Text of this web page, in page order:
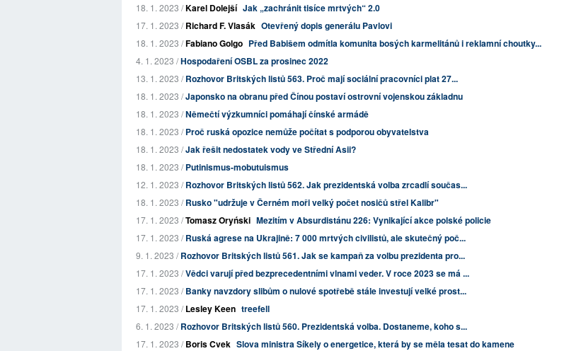
18. 1. 2023 /Karel Dolejší Jak „zachránit tisíce mrtvých“ 2.0
17. 1. 2023 /Richard F. Vlasák Otevřený dopis generálu Pavlovi
18. 1. 2023 /Fabiano Golgo Před Babišem odmítla komunita bosých karmelitánů i reklamní choutky...
4. 1. 2023 /Hospodaření OSBL za prosinec 2022
13. 1. 2023 /Rozhovor Britských listů 563. Proč mají sociální pracovníci plat 27...
18. 1. 2023 /Japonsko na obranu před Čínou postaví ostrovní vojenskou základnu
18. 1. 2023 /Němečtí výzkumníci pomáhají čínské armádě
18. 1. 2023 /Proč ruská opozice nemůže počítat s podporou obyvatelstva
18. 1. 2023 /Jak řešit nedostatek vody ve Střední Asii?
18. 1. 2023 /Putinismus-mobutuismus
12. 1. 2023 /Rozhovor Britských listů 562. Jak prezidentská volba zrcadlí součas...
18. 1. 2023 /Rusko "udržuje v Černém moři velký počet nosičů střel Kalibr"
17. 1. 2023 /Tomasz Oryński Mezitím v Absurdistánu 226: Vynikající akce polské policie
17. 1. 2023 /Ruská agrese na Ukrajině: 7 000 mrtvých civilistů, ale skutečný poč...
9. 1. 2023 /Rozhovor Britských listů 561. Jak se kampaň za volbu prezidenta pro...
17. 1. 2023 /Vědci varují před bezprecedentními vlnami veder. V roce 2023 se má ...
17. 1. 2023 /Banky navzdory slibům o nulové spotřebě stále investují velké prost...
17. 1. 2023 /Lesley Keen treefell
6. 1. 2023 /Rozhovor Britských listů 560. Prezidentská volba. Dostaneme, koho s...
17. 1. 2023 /Boris Cvek Slova ministra Síkely o energetice, která by se měla tesat do kamene